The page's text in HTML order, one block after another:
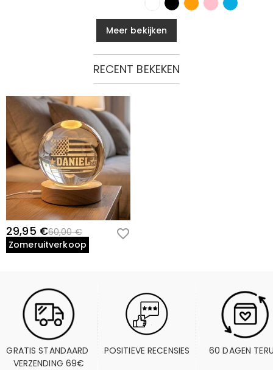
Meer bekijken
RECENT BEKEKEN
29,95 €60,00 €
Zomeruitverkoop
GRATIS STANDAARD
VERZENDING 69€
POSITIEVE RECENSIES 60 DAGEN